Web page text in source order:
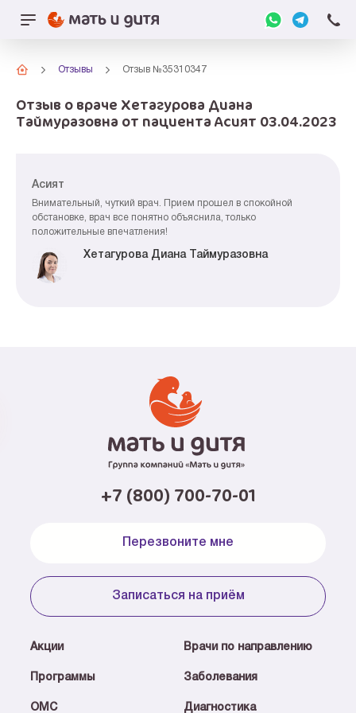
Отзывы Отзыв №35310347
Отзыв о враче Хетагурова Диана
Таймуразовна от пациента Асият 03.04.2023
Асият
Внимательный, чуткий врач. Прием прошел в спокойной
обстановке, врач все понятно объяснила, только
положительные впечатления!
Хетагурова Диана Таймуразовна
Акции
Программы
ОМС
Врачи по направлению
Заболевания
Диагностика
+7 (800) 700-70-01
Перезвоните мне
Записаться на приём